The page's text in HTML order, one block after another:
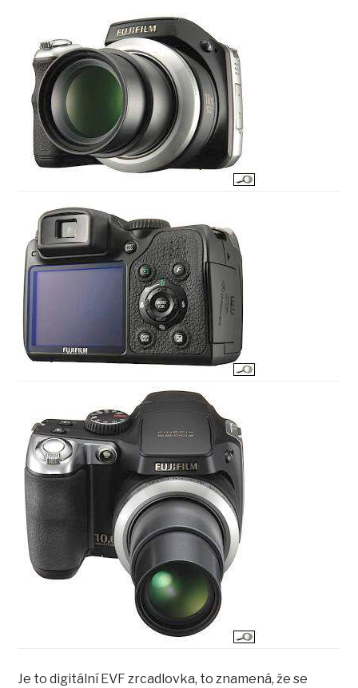
Je to digitální EVF zrcadlovka, to znamená, že se